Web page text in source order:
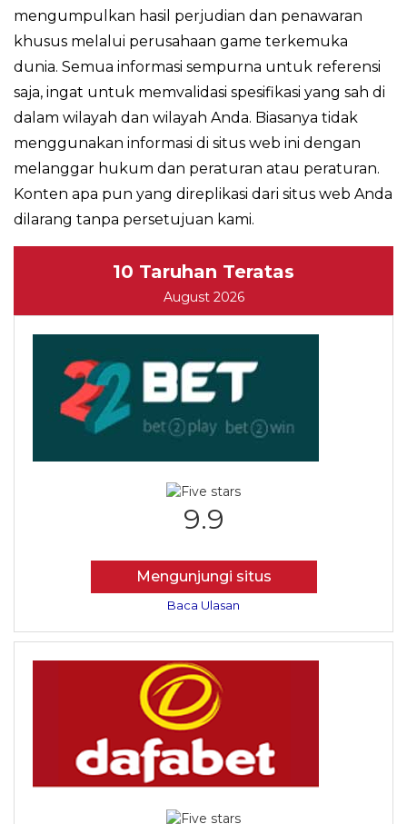
mengumpulkan hasil perjudian dan penawaran
khusus melalui perusahaan game terkemuka
dunia. Semua informasi sempurna untuk referensi
saja, ingat untuk memvalidasi spesifikasi yang sah di
dalam wilayah dan wilayah Anda. Biasanya tidak
menggunakan informasi di situs web ini dengan
melanggar hukum dan peraturan atau peraturan.
Konten apa pun yang direplikasi dari situs web Anda
dilarang tanpa persetujuan kami.
10 Taruhan Teratas
August 2026
9.9
Mengunjungi situs
Baca Ulasan